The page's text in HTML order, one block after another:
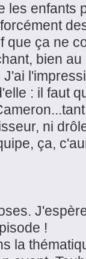
les enfants
que ça ne
bien
: il faut
ni
ça,
!
la